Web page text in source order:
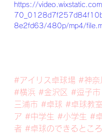
https://
8e2fd63/480p/mp4/
#アイリス卓球場 #神奈
#横浜 #金沢区 #逗子市
三浦市 #卓球 #卓球教室
ア #中学生 #小学生 #
者 #卓球のできるところ